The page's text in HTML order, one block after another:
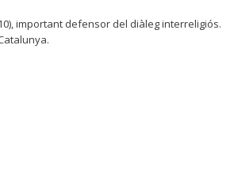
important defensor del diàleg interreligiós.